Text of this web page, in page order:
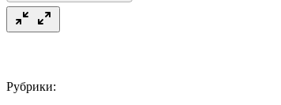
Рубрики: